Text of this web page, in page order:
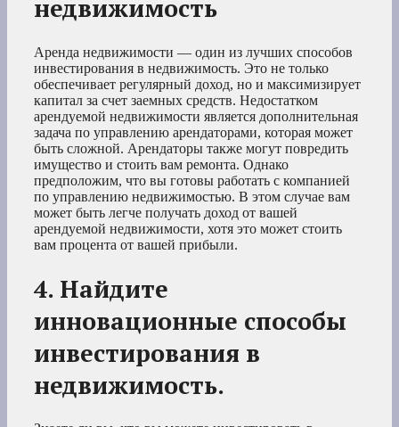
недвижимость
Аренда недвижимости — один из лучших способов
инвестирования в недвижимость. Это не только
обеспечивает регулярный доход, но и максимизирует
капитал за счет заемных средств. Недостатком
арендуемой недвижимости является дополнительная
задача по управлению арендаторами, которая может
быть сложной. Арендаторы также могут повредить
имущество и стоить вам ремонта. Однако
предположим, что вы готовы работать с компанией
по управлению недвижимостью. В этом случае вам
может быть легче получать доход от вашей
арендуемой недвижимости, хотя это может стоить
вам процента от вашей прибыли.
4. Найдите
инновационные способы
инвестирования в
недвижимость.